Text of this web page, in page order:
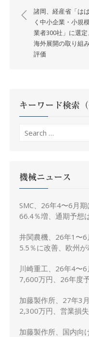
稿
ナ
ン
諸岡、経産省「は
く中小企業・小規
業者300社」に選定、
海外展開の取り組
評価
キーワード検索
Search
機械ニュース
SMC、26年4〜6月
66.4％増、通期予想
井関農機、26年1〜
5.5％に改善、欧州
川崎重工、26年4〜
7,600万円、26年度
加藤製作所、27年3
2,300万円、営業損
加藤製作所、国内向